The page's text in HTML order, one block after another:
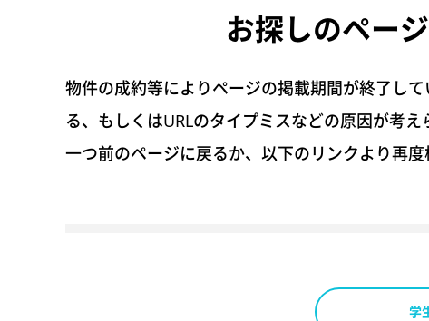
お探しのペー
物件の成約等によりページの掲載期間が終了し
る、もしくはURLのタイプミスなどの原因が考え
一つ前のページに戻るか、以下のリンクより再度
学